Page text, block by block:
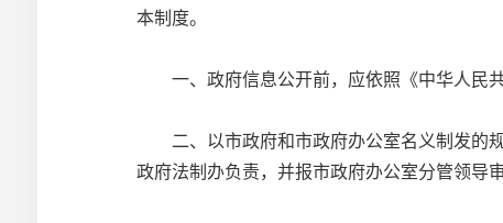
本制度。
一、政府信息公开前，应依照《中华人民共
二、以市政府和市政府办公室名义制发的规
政府法制办负责，并报市政府办公室分管领导